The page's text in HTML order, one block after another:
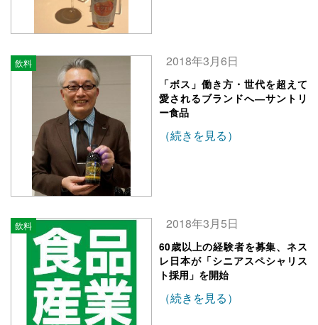
飲料 2018年3月6日
「ボス」働き方・世代を超えて
愛されるブランドへ―サントリ
ー食品
（続きを見る）
飲料 2018年3月5日
60歳以上の経験者を募集、ネス
レ日本が「シニアスペシャリス
ト採用」を開始
（続きを見る）